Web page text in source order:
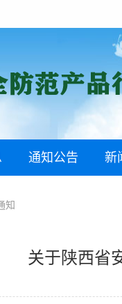
通知公告 新
知
关于陕西省